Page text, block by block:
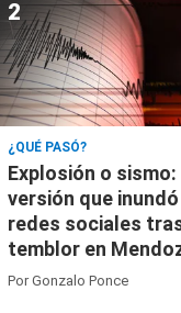
¿QUÉ PASÓ?
Explosión o sismo:
versión que
redes sociales
temblor en
PorGonzalo Ponce